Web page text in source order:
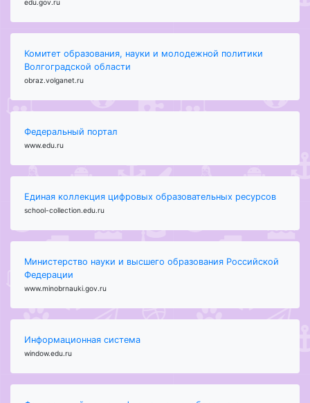
edu.gov.ru
Комитет образования, науки и молодежной политики
Волгоградской области
obraz.volganet.ru
Федеральный портал
www.edu.ru
Единая коллекция цифровых образовательных ресурсов
school-collection.edu.ru
Министерство науки и высшего образования Российской
Федерации
www.minobrnauki.gov.ru
Информационная система
window.edu.ru